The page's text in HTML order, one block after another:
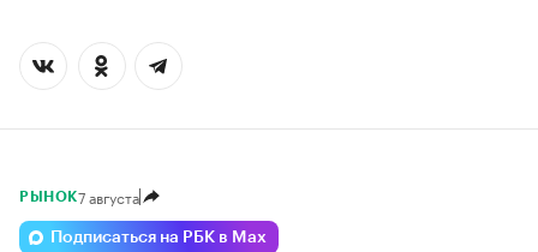
РЫНОК7 августа
Подписаться на РБК в Max